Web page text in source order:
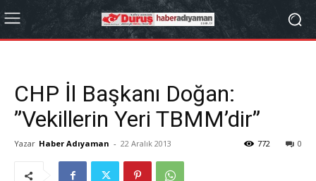
CHP İl Başkanı Doğan:
”Vekillerin Yeri TBMM’dir”
Yazar Haber Adıyaman - 22 Aralık 2013 0
772